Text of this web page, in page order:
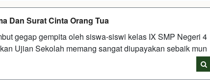
Dan Surat Cinta Orang Tua
gegap gempita oleh siswa-siswi kelas IX SMP Negeri 4
Ujian Sekolah memang sangat diupayakan sebaik mun